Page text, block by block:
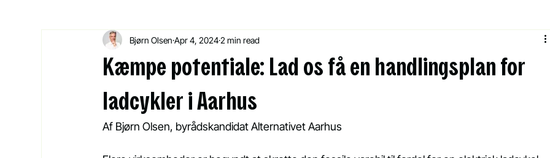
Kæmpe potentiale: Lad os få en handlingsplan for
ladcykler i Aarhus
Bjørn OlsenApr 4, 20242 min read
Af Bjørn Olsen, byrådskandidat Alternativet Aarhus